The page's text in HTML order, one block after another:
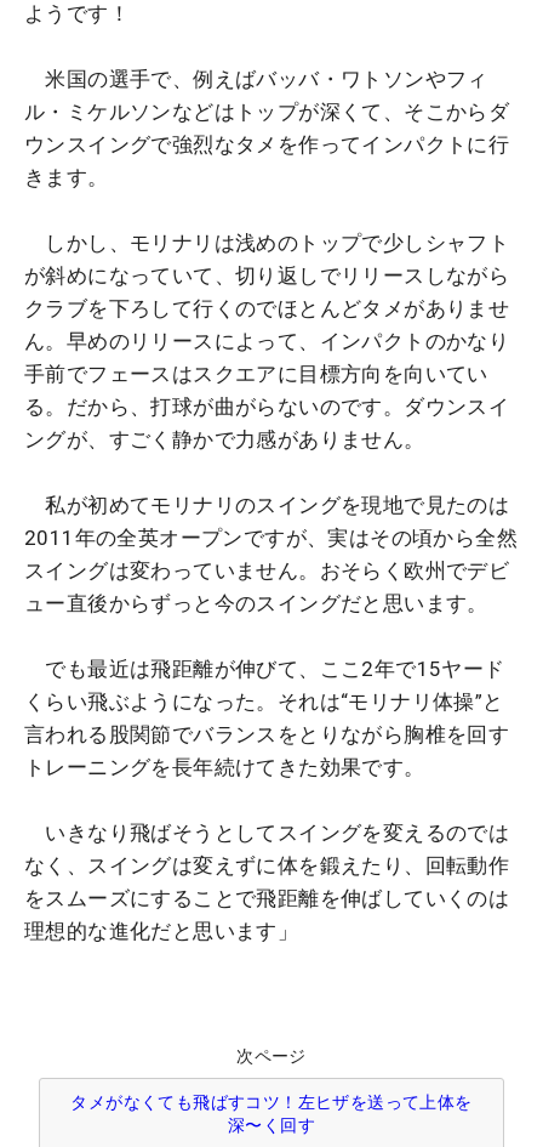
ようです！
米国の選手で、例えばバッバ・ワトソンやフィ
ル・ミケルソンなどはトップが深くて、そこからダ
ウンスイングで強烈なタメを作ってインパクトに行
きます。
しかし、モリナリは浅めのトップで少しシャフト
が斜めになっていて、切り返しでリリースしながら
クラブを下ろして行くのでほとんどタメがありませ
ん。早めのリリースによって、インパクトのかなり
手前でフェースはスクエアに目標方向を向いてい
る。だから、打球が曲がらないのです。ダウンスイ
ングが、すごく静かで力感がありません。
私が初めてモリナリのスイングを現地で見たのは
2011年の全英オープンですが、実はその頃から全然
スイングは変わっていません。おそらく欧州でデビ
ュー直後からずっと今のスイングだと思います。
でも最近は飛距離が伸びて、ここ2年で15ヤード
くらい飛ぶようになった。それは“モリナリ体操”と
言われる股関節でバランスをとりながら胸椎を回す
トレーニングを長年続けてきた効果です。
いきなり飛ばそうとしてスイングを変えるのでは
なく、スイングは変えずに体を鍛えたり、回転動作
をスムーズにすることで飛距離を伸ばしていくのは
理想的な進化だと思います」
次ページ
タメがなくても飛ばすコツ！左ヒザを送って上体を
深〜く回す